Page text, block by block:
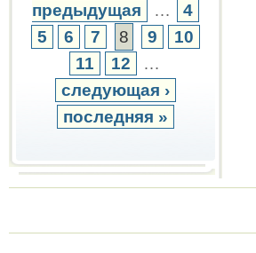
предыдущая
…
4
5
6 7 8 9
10
11
12
…
следующая ›
последняя »